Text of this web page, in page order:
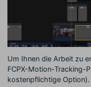
Um Ihnen die Arbeit zu
FCPX-Motion-Tracking-
kostenpflichtige Option).